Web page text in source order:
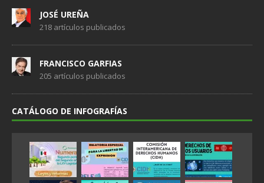
JOSÉ UREÑA
218 artículos publicados
FRANCISCO GARFIAS
205 artículos publicados
CATÁLOGO DE INFOGRAFÍAS